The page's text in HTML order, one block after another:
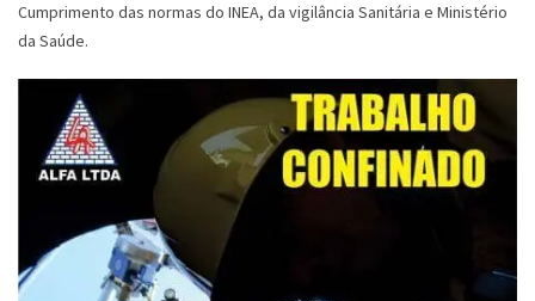
Cumprimento das normas do INEA, da vigilância Sanitária e Ministério
da Saúde.